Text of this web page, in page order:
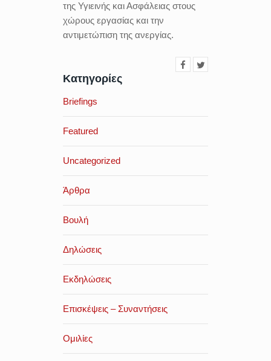
της Υγιεινής και Ασφάλειας στους
χώρους εργασίας και την
αντιμετώπιση της ανεργίας.
Κατηγορίες
Briefings
Featured
Uncategorized
Άρθρα
Βουλή
Δηλώσεις
Εκδηλώσεις
Επισκέψεις – Συναντήσεις
Ομιλίες